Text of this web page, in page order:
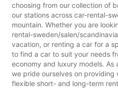
choosing from our collection of
our stations across car-rental-
mountain. Whether you are
rental-sweden/salen/
vacation, or renting a car for a
to find a car to suit your needs
economy and luxury models. As
we pride ourselves on providing
flexible short- and long-term